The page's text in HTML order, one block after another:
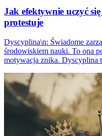
Jak efektywnie uczyć
protestuje
Dyscyplina\n: Świadome
środowiskiem nauki. To ona
motywacja znika. Dyscyplina